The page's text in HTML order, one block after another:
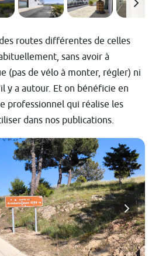
routes différentes de celles
sans avoir à
(pas de vélo à monter, régler) ni
y a autour. Et on bénéficie en
professionnel qui réalise les
dans nos publications.